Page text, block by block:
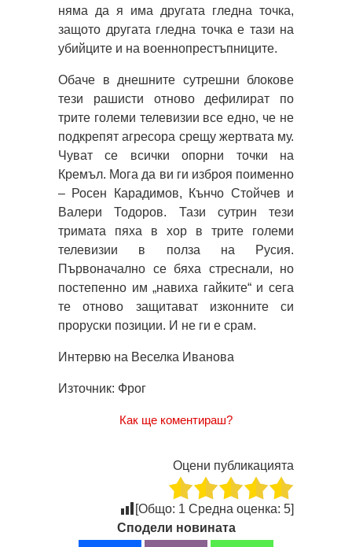
няма да я има другата гледна точка,
защото другата гледна точка е тази на
убийците и на военнопрестъпниците.
Обаче в днешните сутрешни блокове
тези рашисти отново дефилират по
трите големи телевизии все едно, че не
подкрепят агресора срещу жертвата му.
Чуват се всички опорни точки на
Кремъл. Мога да ви ги изброя поименно
– Росен Карадимов, Кънчо Стойчев и
Валери Тодоров. Тази сутрин тези
тримата пяха в хор в трите големи
телевизии в полза на Русия.
Първоначално се бяха стреснали, но
постепенно им „навиха гайките“ и сега
те отново защитават изконните си
проруски позиции. И не ги е срам.
Интервю на Веселка Иванова
Източник: Фрог
Как ще коментираш?
Оцени публикацията
[Общо: 1 Средна оценка: 5]
Сподели новината